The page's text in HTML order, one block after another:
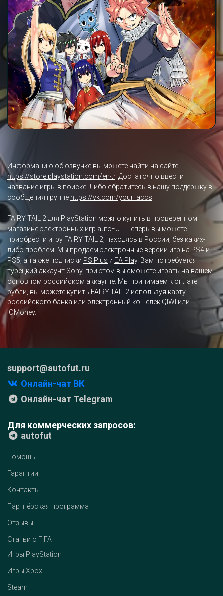
Информацию об озвучке вы можете найти на сайте
https://store.playstation.com/en-tr. Достаточно ввести
название игры в поиске. Либо обратитесь в нашу поддержку в
сообщения группе https://vk.com/your_accs
FAIRY TAIL 2 для PlayStation можно купить в проверенном
магазине электронных игр autoFUT. Теперь вы можете
приобрести игру FAIRY TAIL 2, находясь в России, без каких-
либо проблем. Мы продаём электронные версии игр на PS4 и
PS5, а также подписки PS Plus и EA Play. Вам потребуется
турецкий аккаунт Sony, при этом вы сможете играть на вашем
основном российском аккаунте. Мы принимаем к оплате
рубли, вы можете купить FAIRY TAIL 2 используя карту
российского банка или электронный кошелёк QIWI или
ЮMoney.
support@autofut.ru
Онлайн-чат ВК
Онлайн-чат Telegram
Для коммерческих запросов:
autofut
Помощь
Гарантии
Контакты
Партнёрская программа
Отзывы
Статьи о FIFA
Игры PlayStation
Игры Xbox
Steam